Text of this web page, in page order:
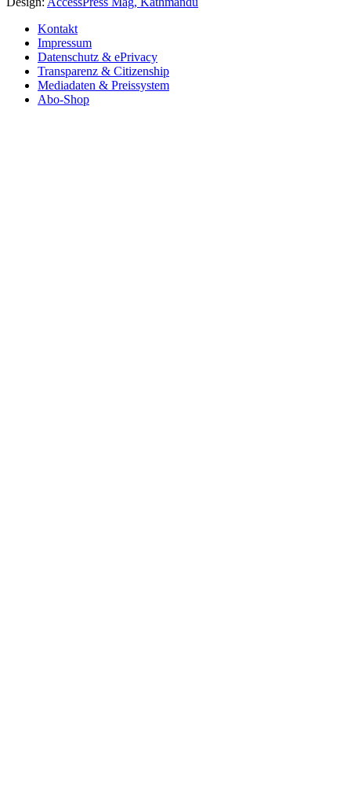
Kontakt
Impressum
Datenschutz & ePrivacy
Transparenz & Citizenship
Mediadaten & Preissystem
Abo-Shop